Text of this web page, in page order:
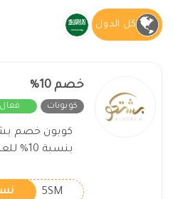
كل الدول
خصم 10%
كوبونات فعال
كوبون خصم
بنسبة 10% للعميل الجديد والقديم
5SM